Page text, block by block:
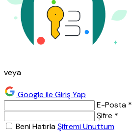
veya
Google ile Giriş Yap
E-Posta *
Şifre *
Beni HatırlaŞifremi Unuttum